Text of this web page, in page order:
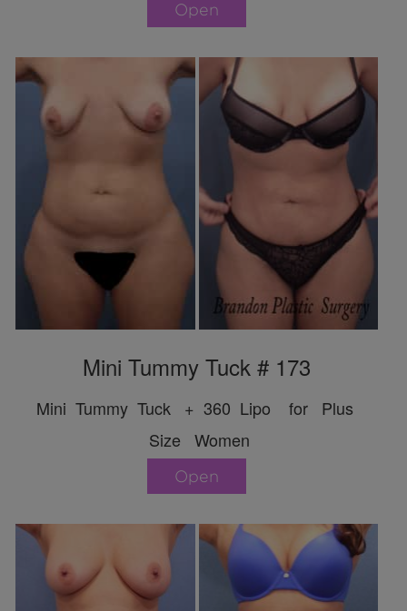
Open
Mini Tummy Tuck # 173
Mini Tummy Tuck + 360 Lipo for Plus
Size Women
Open